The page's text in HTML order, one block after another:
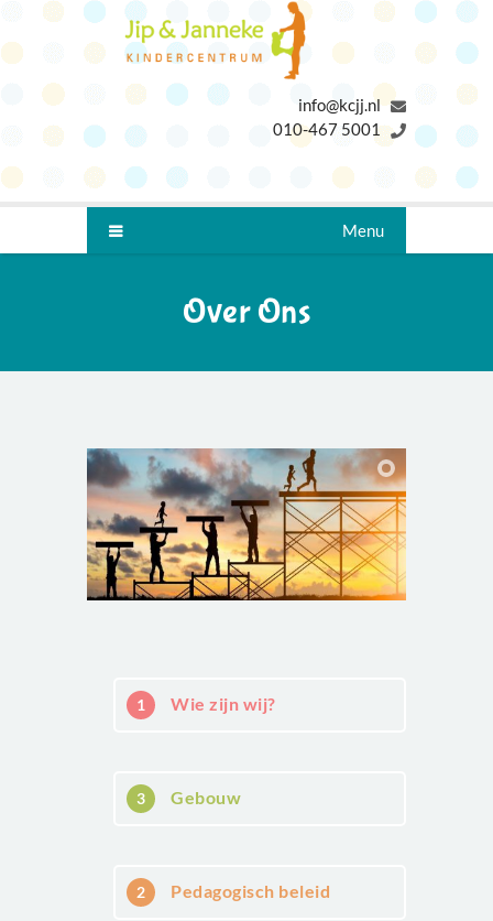
info@kcjj.nl
010-467 5001
Menu
Over Ons
Wie zijn wij?
1
Gebouw
3
Pedagogisch beleid
2